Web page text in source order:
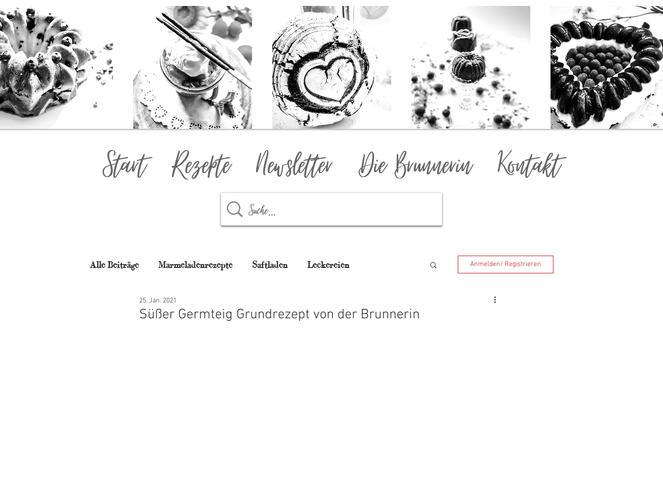
Start Rezepte Newsletter Die Brunnerin Kontakt
Alle Beiträge Marmeladenrezepte Saftladen Leckereien
für Naschkatzen
Anmelden/ Registrieren
Süßer Germteig Grundrezept von der Brunnerin
25. Jan. 2021